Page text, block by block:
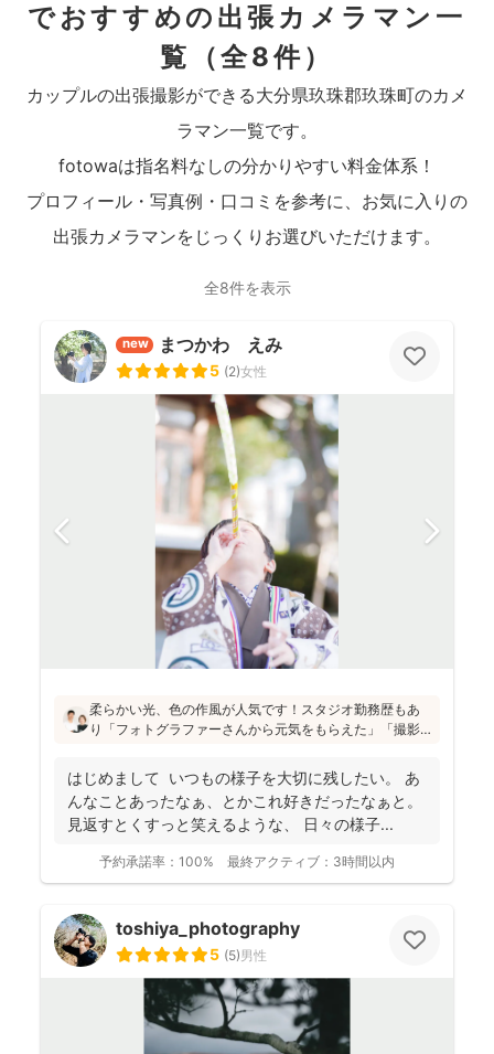
でおすすめの出張カメラマン一
覧
（全8件）
カップルの出張撮影ができる大分県玖珠郡玖珠町のカメ
ラマン一覧です。
fotowaは指名料なしの分かりやすい料金体系！
プロフィール・写真例・口コミを参考に、お気に入りの
出張カメラマンをじっくりお選びいただけます。
全8件を表示
new まつかわ えみ
5 (2)女性
柔らかい光、色の作風が人気です！スタジオ勤務歴もあ
り「フォトグラファーさんから元気をもらえた」「撮影
写真ではなく、お子さん・親御さんの目線で、自然な様
子を撮影してお届けします(^^)
はじめまして いつもの様子を大切に残したい。 あ
んなことあったなぁ、とかこれ好きだったなぁと。
見返すとくすっと笑えるような、 日々の様子...
予約承諾率： 100% 最終アクティブ： 3時間以内
toshiya_photography
5 (5)男性